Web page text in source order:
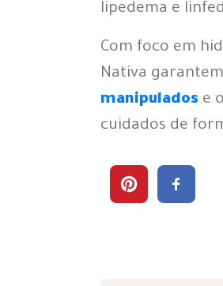
lipedema e
Com foco em
Nativa
manipulados e
cuidados de